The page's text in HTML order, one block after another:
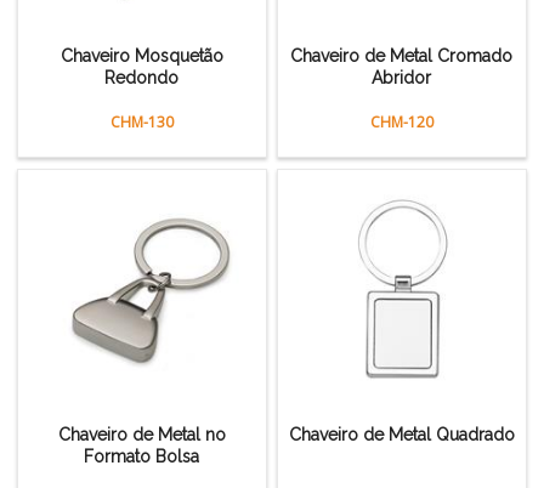
Chaveiro Mosquetão
Redondo
CHM-130
Chaveiro de Metal Cromado
Abridor
CHM-120
Chaveiro de Metal no
Formato Bolsa
Chaveiro de Metal Quadrado